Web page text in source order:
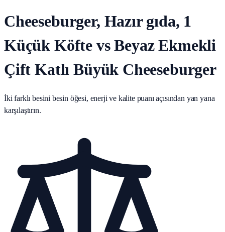
Cheeseburger, Hazır gıda, 1
Küçük Köfte vs Beyaz Ekmekli
Çift Katlı Büyük Cheeseburger
İki farklı besini besin öğesi, enerji ve kalite puanı açısından yan yana
karşılaştırın.